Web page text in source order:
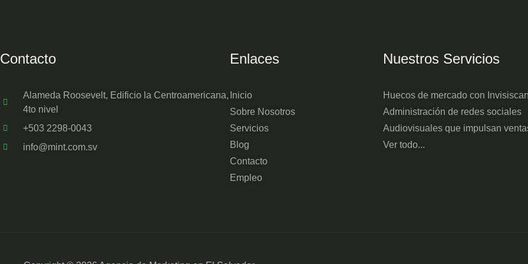
Contacto
Alameda Roosevelt, Edificio la Centroamericana,
4to nivel
+503 2298-0043
info@mint.com.sv
Enlaces
Inicio
Sobre Nosotros
Servicios
Blog
Contacto
Empleo
Nuestros Servicios
Huecos de mercado con
Administración de redes sociales
Audiovisuales que impulsan
Ver todo...